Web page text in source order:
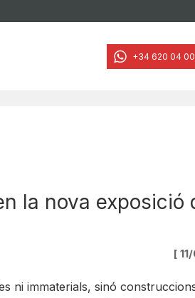
+34 620 04
la nova exposició
[
ni immaterials, sinó